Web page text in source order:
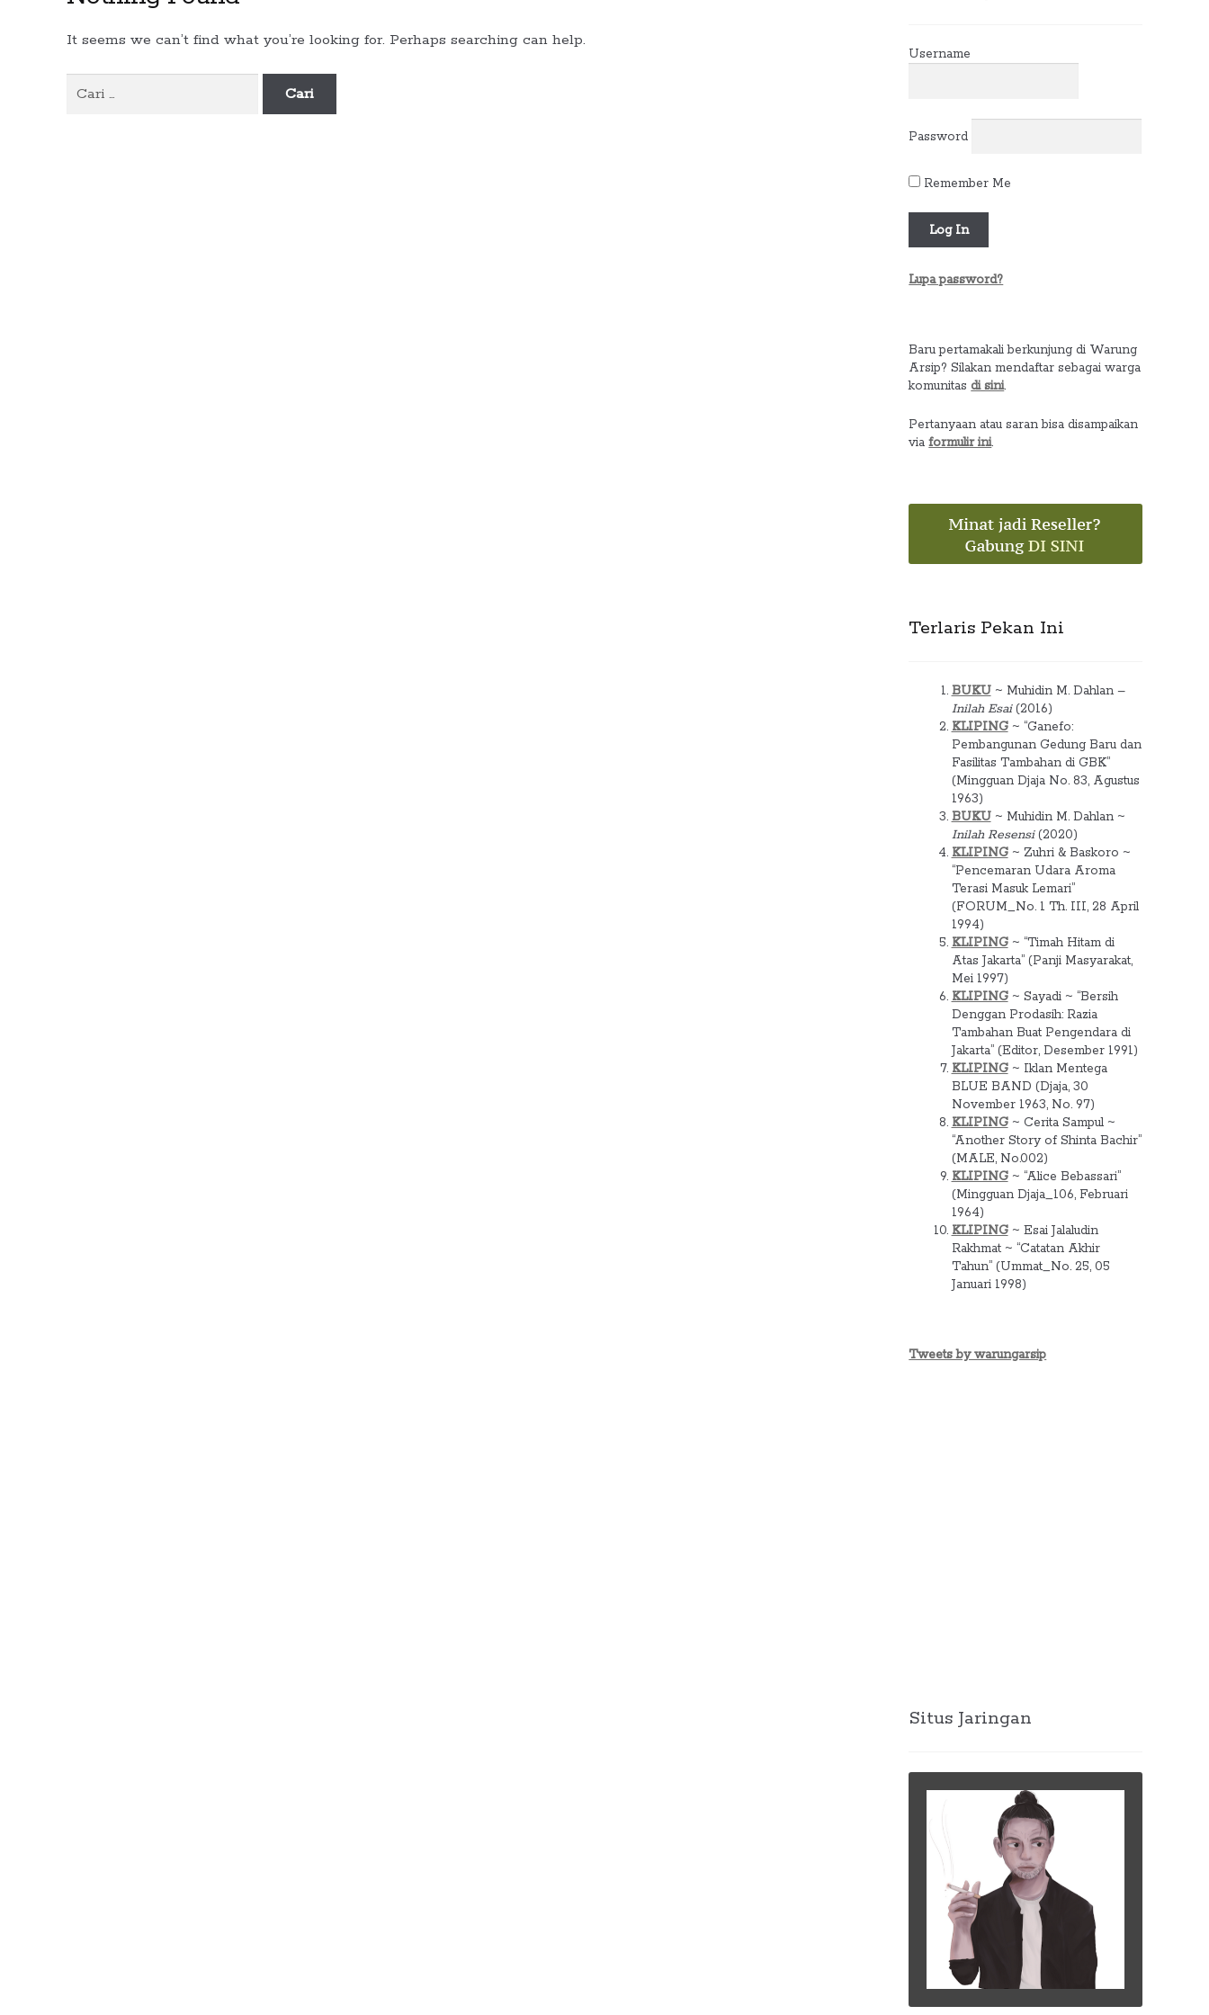
It seems we can’t find what you’re looking for. Perhaps searching can help.
untuk:
Username
Password
Remember Me
Lupa password?
Baru pertamakali berkunjung di Warung
Arsip? Silakan mendaftar sebagai warga
komunitas di sini.
Pertanyaan atau saran bisa disampaikan
viaformulir ini.
Terlaris Pekan Ini
BUKU~ Muhidin M. Dahlan –
Inilah Esai(2016)
KLIPING~ “Ganefo:
Pembangunan Gedung Baru dan
Fasilitas Tambahan di GBK”
(Mingguan Djaja No. 83, Agustus
1963)
BUKU~ Muhidin M. Dahlan ~
Inilah Resensi(2020)
KLIPING~ Zuhri & Baskoro ~
“Pencemaran Udara Aroma
Terasi Masuk Lemari”
(FORUM_No. 1 Th. III, 28 April
1994)
KLIPING~ “Timah Hitam di
Atas Jakarta” (Panji Masyarakat,
Mei 1997)
KLIPING~ Sayadi ~ “Bersih
Denggan Prodasih: Razia
Tambahan Buat Pengendara di
Jakarta” (Editor, Desember 1991)
KLIPING~ Iklan Mentega
BLUE BAND (Djaja, 30
November 1963, No. 97)
KLIPING~ Cerita Sampul ~
“Another Story of Shinta Bachir”
(MALE, No.002)
KLIPING~ “Alice Bebassari”
(Mingguan Djaja_106, Februari
1964)
KLIPING~ Esai Jalaludin
Rakhmat ~ “Catatan Akhir
Tahun” (Ummat_No. 25, 05
Januari 1998)
Tweets by warungarsip
Situs Jaringan